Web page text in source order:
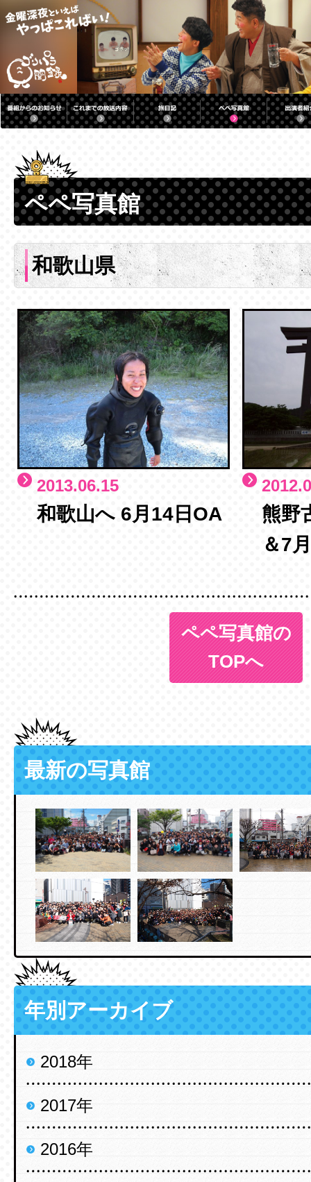
ペペ写真館
和歌山県
2013.06.15
和歌山へ 6月14日OA
熊野
＆7
ペペ写真館の
TOPへ
最新の写真館
年別アーカイブ
2018年
2017年
2016年